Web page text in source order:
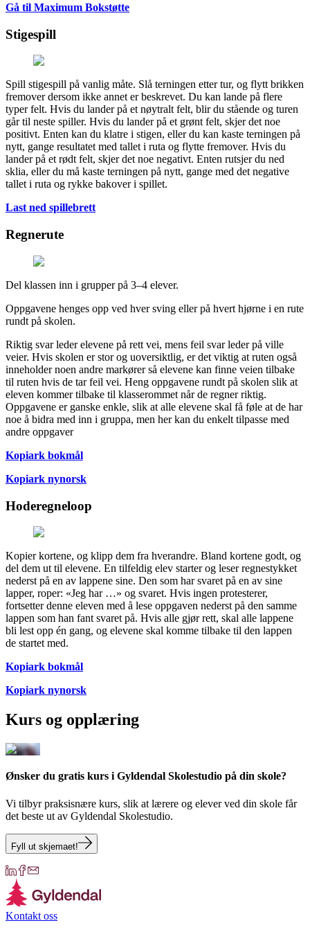
Gå til Maximum Bokstøtte
Stigespill
Spill stigespill på vanlig måte. Slå terningen etter tur, og flytt brikken
fremover dersom ikke annet er beskrevet. Du kan lande på flere
typer felt. Hvis du lander på et nøytralt felt, blir du stående og turen
går til neste spiller. Hvis du lander på et grønt felt, skjer det noe
positivt. Enten kan du klatre i stigen, eller du kan kaste terningen på
nytt, gange resultatet med tallet i ruta og flytte fremover. Hvis du
lander på et rødt felt, skjer det noe negativt. Enten rutsjer du ned
sklia, eller du må kaste terningen på nytt, gange med det negative
tallet i ruta og rykke bakover i spillet.
Last ned spillebrett
Regnerute
Del klassen inn i grupper på 3–4 elever.
Oppgavene henges opp ved hver sving eller på hvert hjørne i en rute
rundt på skolen.
Riktig svar leder elevene på rett vei, mens feil svar leder på ville
veier. Hvis skolen er stor og uoversiktlig, er det viktig at ruten også
inneholder noen andre markører så elevene kan finne veien tilbake
til ruten hvis de tar feil vei. Heng oppgavene rundt på skolen slik at
eleven kommer tilbake til klasserommet når de regner riktig.
Oppgavene er ganske enkle, slik at alle elevene skal få føle at de har
noe å bidra med inn i gruppa, men her kan du enkelt tilpasse med
andre oppgaver
Kopiark bokmål
Kopiark nynorsk
Hoderegneloop
Kopier kortene, og klipp dem fra hverandre. Bland kortene godt, og
del dem ut til elevene. En tilfeldig elev starter og leser regnestykket
nederst på en av lappene sine. Den som har svaret på en av sine
lapper, roper: «Jeg har …» og svaret. Hvis ingen protesterer,
fortsetter denne eleven med å lese oppgaven nederst på den samme
lappen som han fant svaret på. Hvis alle gjør rett, skal alle lappene
bli lest opp én gang, og elevene skal komme tilbake til den lappen
de startet med.
Kopiark bokmål
Kopiark nynorsk
Kurs og opplæring
Ønsker du gratis kurs i Gyldendal Skolestudio på din skole?
Vi tilbyr praksisnære kurs, slik at lærere og elever ved din skole får
det beste ut av Gyldendal Skolestudio.
Fyll ut skjemaet!
Kontakt oss